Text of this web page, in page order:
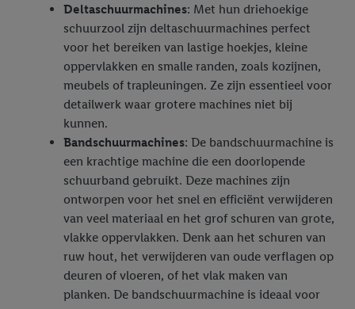
Deltaschuurmachines: Met hun driehoekige
schuurzool zijn deltaschuurmachines perfect
voor het bereiken van lastige hoekjes, kleine
oppervlakken en smalle randen, zoals kozijnen,
meubels of trapleuningen. Ze zijn essentieel voor
detailwerk waar grotere machines niet bij
kunnen.
Bandschuurmachines: De bandschuurmachine is
een krachtige machine die een doorlopende
schuurband gebruikt. Deze machines zijn
ontworpen voor het snel en efficiënt verwijderen
van veel materiaal en het grof schuren van grote,
vlakke oppervlakken. Denk aan het schuren van
ruw hout, het verwijderen van oude verflagen op
deuren of vloeren, of het vlak maken van
planken. De bandschuurmachine is ideaal voor